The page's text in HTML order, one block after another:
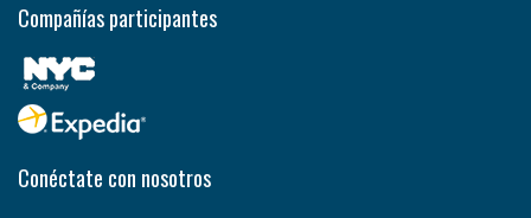
Compañías participantes
Conéctate con nosotros